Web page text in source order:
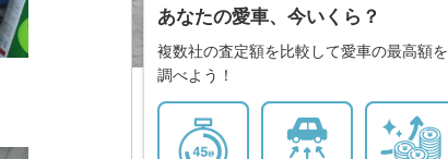
あなたの愛車、今いくら？
複数社の査定額を比較して愛車の最高額を
調べよう！